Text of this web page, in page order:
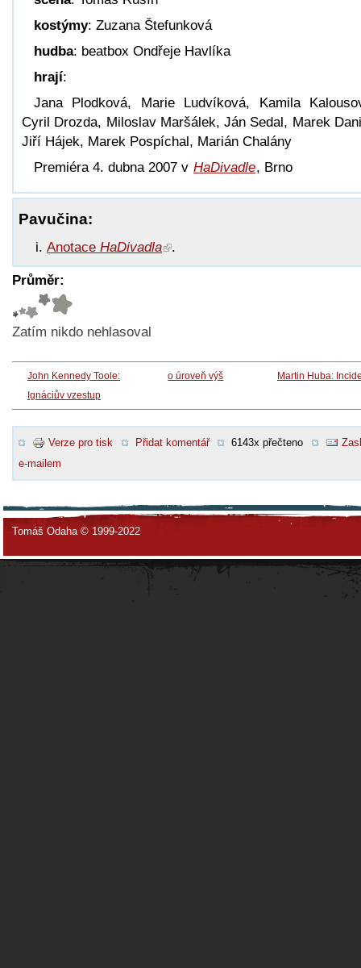
kostýmy: Zuzana Štefunková
hudba: beatbox Ondřeje Havlíka
hrají:
Jana Plodková, Marie Ludvíková, Kamila
Cyril Drozda, Miloslav Maršálek, Ján Sedal, Marek
Jiří Hájek, Marek Pospíchal, Marián Chalány
Premiéra 4. dubna 2007 v HaDivadle, Brno
Pavučina:
Anotace HaDivadla .
Průměr:
Zatím nikdo nehlasoval
John Kennedy Toole:
Ignáciův vzestup
o úroveň výš Martin Huba:
Verze pro tisk Přidat komentář 6143x přečteno
e-mailem
Tomáš Odaha © 1999-2022